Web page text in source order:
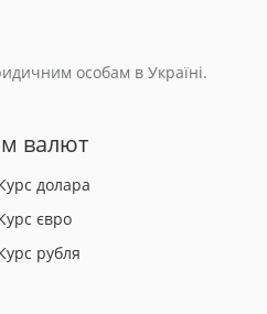
особам в Україні.
валют
долара
євро
рубля